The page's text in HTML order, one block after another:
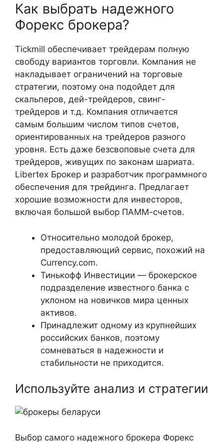
Как выбрать надежного
Форекс брокера?
Tickmill обеспечивает трейдерам полную
свободу вариантов торговли. Компания не
накладывает ограничений на торговые
стратегии, поэтому она подойдет для
скальперов, дей-трейдеров, свинг-
трейдеров и т.д. Компания отличается
самым большим числом типов счетов,
ориентированных на трейдеров разного
уровня. Есть даже безсвоповые счета для
трейдеров, живущих по законам шариата.
Libertex Брокер и разработчик программного
обеспечения для трейдинга. Предлагает
хорошие возможности для инвесторов,
включая большой выбор ПАММ-счетов.
Относительно молодой брокер,
предоставляющий сервис, похожий на
Currency.com.
Тинькофф Инвестиции — брокерское
подразделение известного банка с
уклоном на новичков мира ценных
активов.
Принадлежит одному из крупнейших
российских банков, поэтому
сомневаться в надежности и
стабильности не приходится.
Используйте анализ и стратегии
Выбор самого надежного брокера Форекс